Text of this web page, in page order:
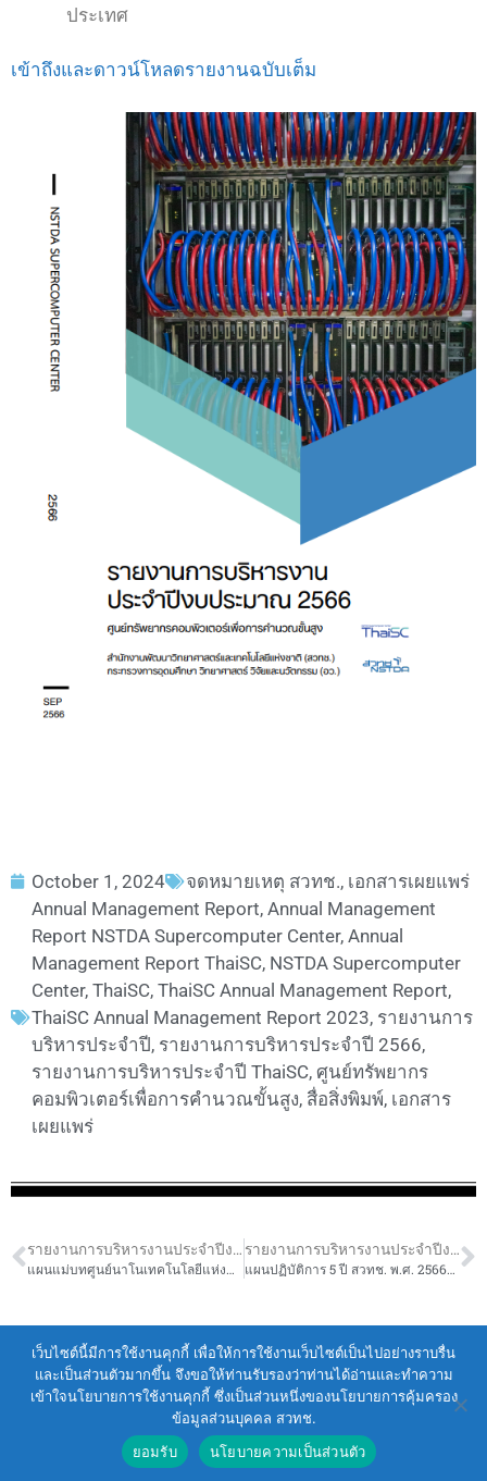
ประเทศ
เข้าถึงและดาวน์โหลดรายงานฉบับเต็ม
October 1, 2024 จดหมายเหตุ สวทช., เอกสารเผยแพร่
Annual Management Report, Annual Management
Report NSTDA Supercomputer Center, Annual
Management Report ThaiSC, NSTDA Supercomputer
Center, ThaiSC, ThaiSC Annual Management Report,
ThaiSC Annual Management Report 2023, รายงานการ
บริหารประจำปี, รายงานการบริหารประจำปี 2566,
รายงานการบริหารประจำปี ThaiSC, ศูนย์ทรัพยากร
คอมพิวเตอร์เพื่อการคำนวณขั้นสูง, สื่อสิ่งพิมพ์, เอกสาร
เผยแพร่
รายงานการบริหารงานประจำปีงบประมาณ 2566 ศูนย์ทรัพยากรคอมพิวเตอร์เพื่อการคำนวณขั้นสูง
แผนแม่บทศูนย์นาโนเทคโนโลยีแห่งชาติ พ.ศ. 2560-2564
รายงานการบริหารงานประจำปีงบประมาณ 2566 ศูนย์ทรัพยากรคอมพิวเตอร์เพื่อการคำนวณขั้นสูง
แผนปฏิบัติการ 5 ปี สวทช. พ.ศ. 2566-2570 (ฉบับทบทวน ปีงบประมาณ พ.ศ. 2568)
Terms of Service|Personal Data Protection Policy
2021 สำนักงานพัฒนาวิทยาศาสตร์และ
เทคโนโลยีแห่งชาติ (สวทช.)
111 อุทยานวิทยาศาสตร์ประเทศไทย ถนนพหลโยธิน ตำบล
คลองหนึ่ง อำเภอคลองหลวง จังหวัดปทุมธานี 12120
เว็บไซต์นี้มีการใช้งานคุกกี้ เพื่อให้การใช้งานเว็บไซต์เป็นไปอย่างราบรื่น
และเป็นส่วนตัวมากขึ้น จึงขอให้ท่านรับรองว่าท่านได้อ่านและทำความ
เข้าใจนโยบายการใช้งานคุกกี้ ซึ่งเป็นส่วนหนึ่งของนโยบายการคุ้มครอง
ข้อมูลส่วนบุคคล สวทช.
ยอมรับ
นโยบายความเป็นส่วนตัว